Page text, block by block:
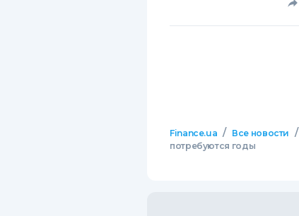
Finance.ua / Все новости /
потребуются годы